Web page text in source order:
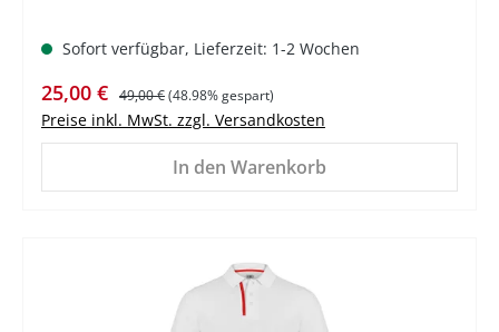
Sofort verfügbar, Lieferzeit: 1-2 Wochen
Verkaufspreis:
25,00 € Regulärer Preis:
49,00 €(48.98% gespart)
Preise inkl. MwSt. zzgl. Versandkosten
In den Warenkorb